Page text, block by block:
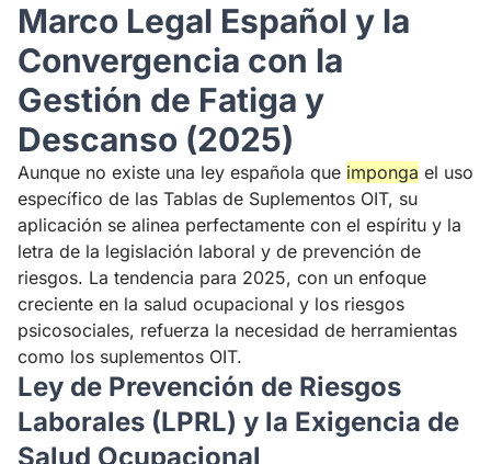
Marco Legal Español y la
Convergencia con la
Gestión de Fatiga y
Descanso (2025)
Aunque no existe una ley española que imponga el uso
específico de las Tablas de Suplementos OIT, su
aplicación se alinea perfectamente con el espíritu y la
letra de la legislación laboral y de prevención de
riesgos. La tendencia para 2025, con un enfoque
creciente en la salud ocupacional y los riesgos
psicosociales, refuerza la necesidad de herramientas
como los suplementos OIT.
Ley de Prevención de Riesgos
Laborales (LPRL) y la Exigencia de
Salud Ocupacional